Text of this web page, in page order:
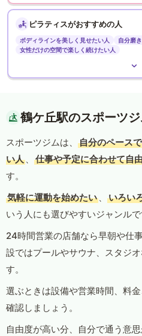
ピラティスがおすすめの人
ボディラインを美しく見せたい人
自分磨
女性だけの空間で楽しく続けたい人
鶴ケ丘駅のスポーツ
スポーツジムは、
自分のペース
い人 、 仕事や予定に合わせて自
す。
気軽に運動を始めたい 、 いろい
いう人にも選びやすいジャンルで
24時間営業の店舗なら早朝や仕
設ではプールやサウナ、スタジ
す。
選ぶときは設備や営業時間、料
確認しましょう。
自由度が高い分、自分で通う意